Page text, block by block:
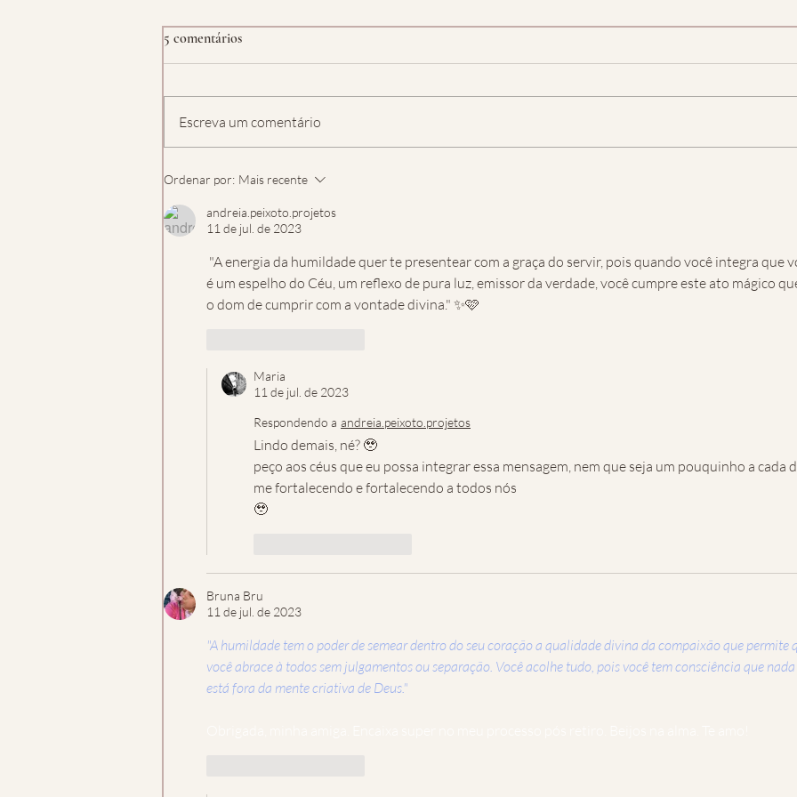
5 comentários
Escreva um comentário
Ordenar por: Mais recente
andreia.peixoto.projetos
11 de jul. de 2023
é um espelho do Céu, um reflexo de pura luz, emissor da verdade, você cumpre este ato mágico
o dom de cumprir com a vontade divina." ✨🩷
Maria
11 de jul. de 2023
Respondendo a andreia.peixoto.projetos
Lindo demais, né? 🥹
peço aos céus que eu possa integrar essa mensagem, nem que seja um pouquinho a cada
me fortalecendo e fortalecendo a todos nós
🥹
Bruna Bru
11 de jul. de 2023
"A humildade tem o poder de semear dentro do seu coração a qualidade divina da compaixão que permite
você abrace à todos sem julgamentos ou separação. Você acolhe tudo, pois você tem consciência que nada
está fora da mente criativa de Deus."